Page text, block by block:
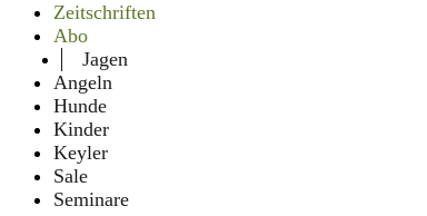
Zeitschriften
Abo
Jagen
Angeln
Hunde
Kinder
Keyler
Sale
Seminare